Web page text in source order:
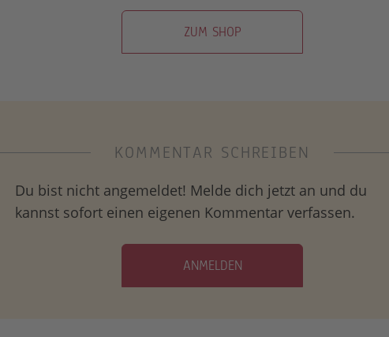
ZUM SHOP
KOMMENTAR SCHREIBEN
Du bist nicht angemeldet! Melde dich jetzt an und du
kannst sofort einen eigenen Kommentar verfassen.
ANMELDEN